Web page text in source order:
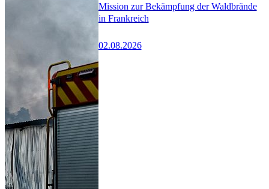
Mission zur Bekämpfung der Waldbrände
in Frankreich
02.08.2026